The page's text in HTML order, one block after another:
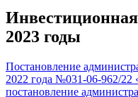
2023 годы
Постановление
2022 года №031-06-962/22
постановление